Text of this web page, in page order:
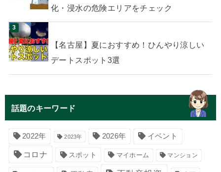
化・浸水の危険エリアをチェック
【名古屋】夏におすすめ！ひんやり涼しい
デートスポット3選
話題のキーワード
2022年 2023年 2026年 イベント
コロナ スポット マイホーム マンション